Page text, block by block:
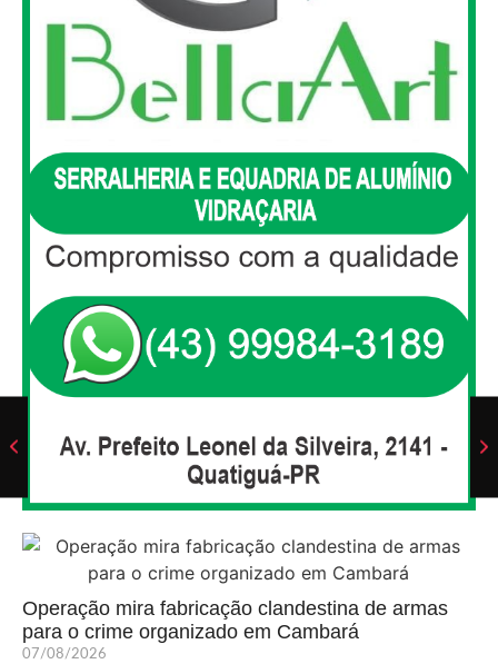
Operação mira fabricação clandestina de armas
para o crime organizado em Cambará
07/08/2026